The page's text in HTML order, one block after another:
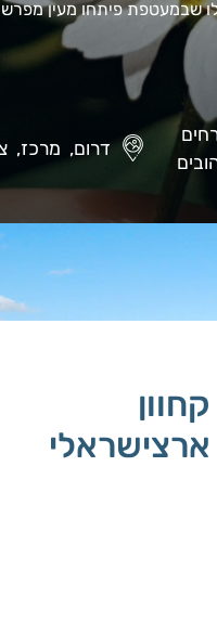
שבמעטפת פיתחו מעין מפרש
דרום מרכז
קחוון
ארצישראלי